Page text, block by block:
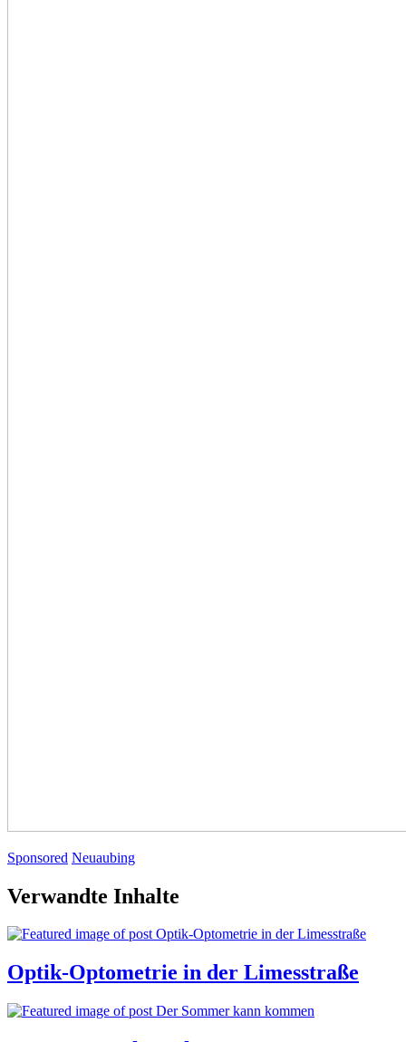
Sponsored Neuaubing
Verwandte Inhalte
Optik-Optometrie in der Limesstraße